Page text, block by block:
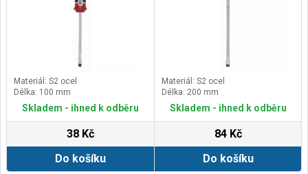
Materiál: S2 ocel
Délka: 100 mm
Skladem - ihned k odběru
38 Kč
Do košíku
Materiál: S2 ocel
Délka: 200 mm
Skladem - ihned k odběru
84 Kč
Do košíku